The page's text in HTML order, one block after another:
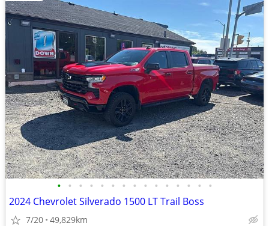
• • • • • • • • • • • • • • •
2024 Chevrolet Silverado 1500 LT Trail Boss
7/20 49,829km